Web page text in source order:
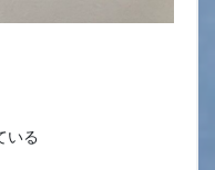
いる